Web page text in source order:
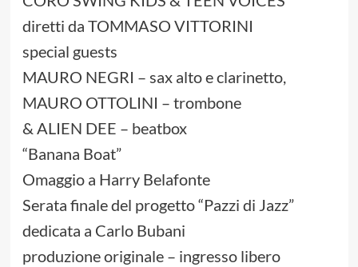
diretti da TOMMASO VITTORINI
special guests
MAURO NEGRI – sax alto e clarinetto,
MAURO OTTOLINI – trombone
& ALIEN DEE – beatbox
“Banana Boat”
Omaggio a Harry Belafonte
Serata finale del progetto “Pazzi di Jazz”
dedicata a Carlo Bubani
produzione originale – ingresso libero